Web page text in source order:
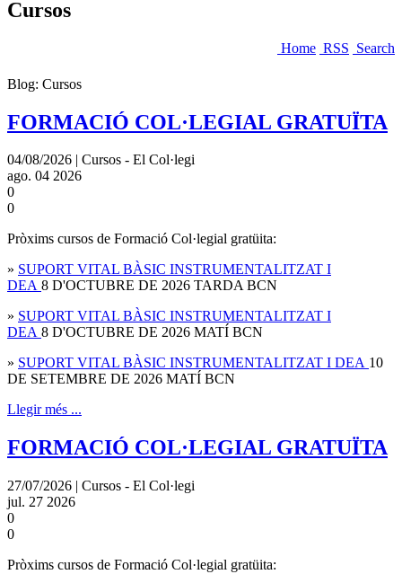
Cursos
Home RSS Search
Blog: Cursos
FORMACIÓ COL·LEGIAL GRATUÏTA
04/08/2026 | Cursos - El Col·legi
ago. 04 2026
0
0
Pròxims cursos de Formació Col·legial gratüita:
» SUPORT VITAL BÀSIC INSTRUMENTALITZAT I
DEA 8 D'OCTUBRE DE 2026 TARDA BCN
» SUPORT VITAL BÀSIC INSTRUMENTALITZAT I
DEA 8 D'OCTUBRE DE 2026 MATÍ BCN
» SUPORT VITAL BÀSIC INSTRUMENTALITZAT I DEA 10
DE SETEMBRE DE 2026 MATÍ BCN
Llegir més ...
FORMACIÓ COL·LEGIAL GRATUÏTA
27/07/2026 | Cursos - El Col·legi
jul. 27 2026
0
0
Pròxims cursos de Formació Col·legial gratüita: